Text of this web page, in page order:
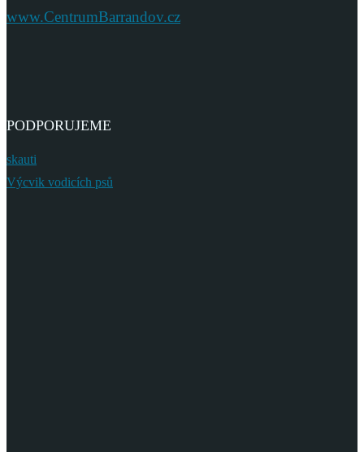
www.CentrumBarrandov.cz
PODPORUJEME
skauti
Výcvik vodicích psů